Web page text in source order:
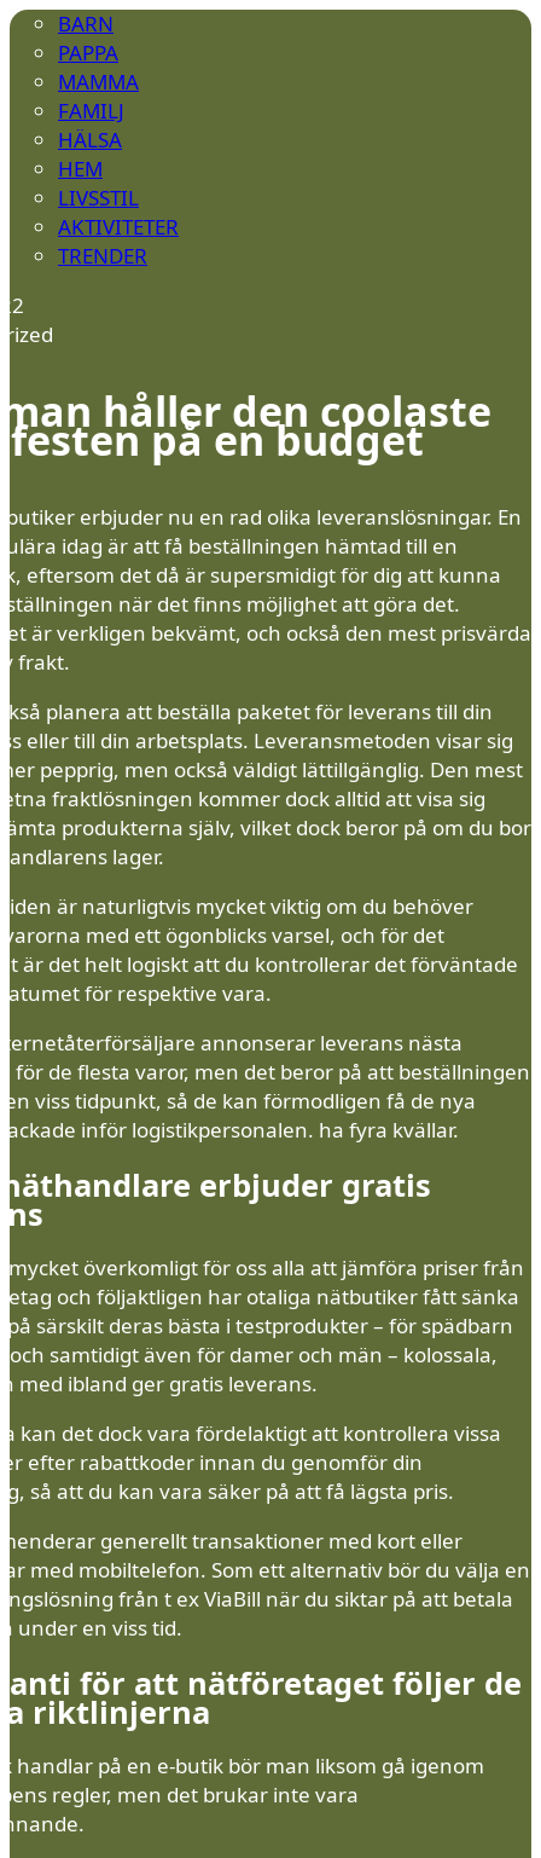
BARN
PAPPA
MAMMA
FAMILJ
HÄLSA
HEM
LIVSSTIL
AKTIVITETER
TRENDER
håller den coolaste
på en budget
erbjuder nu en rad olika leveranslösningar. En
idag är att få beställningen hämtad till en
eftersom det då är supersmidigt för dig att kunna
när det finns möjlighet att göra det.
är verkligen bekvämt, och också den mest prisvärda
frakt.
planera att beställa paketet för leverans till din
eller till din arbetsplats. Leveransmetoden visar sig
pepprig, men också väldigt lättillgänglig. Den mest
fraktlösningen kommer dock alltid att visa sig
produkterna själv, vilket dock beror på om du bor
lager.
är naturligtvis mycket viktig om du behöver
med ett ögonblicks varsel, och för det
är det helt logiskt att du kontrollerar det förväntade
för respektive vara.
annonserar leverans nästa
för de flesta varor, men det beror på att beställningen
viss tidpunkt, så de kan förmodligen få de nya
inför logistikpersonalen. ha fyra kvällar.
erbjuder gratis
mycket överkomligt för oss alla att jämföra priser från
och följaktligen har otaliga nätbutiker fått sänka
särskilt deras bästa i testprodukter – för spädbarn
och samtidigt även för damer och män – kolossala,
med ibland ger gratis leverans.
kan det dock vara fördelaktigt att kontrollera vissa
efter rabattkoder innan du genomför din
så att du kan vara säker på att få lägsta pris.
generellt transaktioner med kort eller
med mobiltelefon. Som ett alternativ bör du välja en
från t ex ViaBill när du siktar på att betala
under en viss tid.
för att nätföretaget följer de
riktlinjerna
handlar på en e-butik bör man liksom gå igenom
regler, men det brukar inte vara